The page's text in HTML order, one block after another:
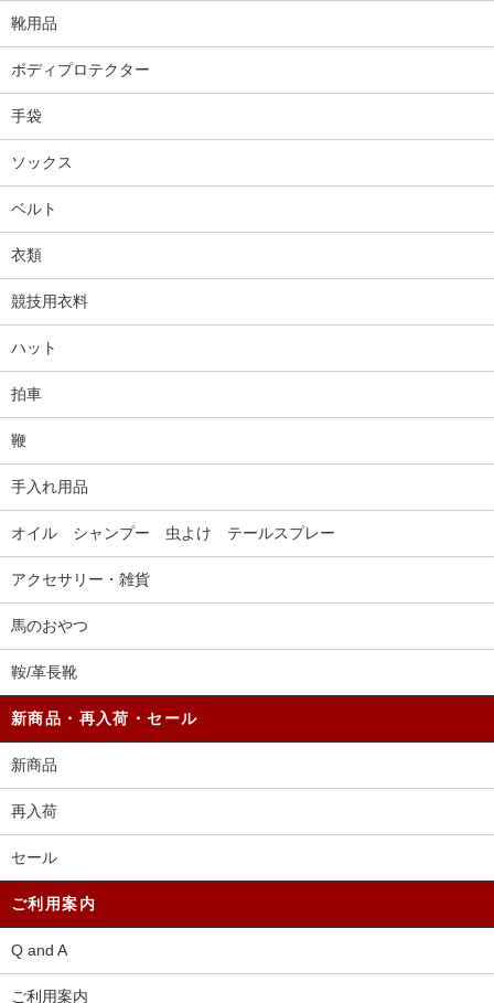
靴用品
ボディプロテクター
手袋
ソックス
ベルト
衣類
競技用衣料
ハット
拍車
鞭
手入れ用品
オイル シャンプー 虫よけ テールスプレー
アクセサリー・雑貨
馬のおやつ
鞍/革長靴
新商品・再入荷・セール
新商品
再入荷
セール
ご利用案内
Q and A
ご利用案内